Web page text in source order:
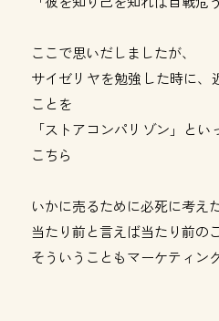
ここで思いだしましたが、
サイゼリヤを勉強した時に、
ことを
「ストアコンパリゾン」とい
こちら
いかに売るために必死に考え
当たり前と言えば当たり前の
そういうこともマーケティン